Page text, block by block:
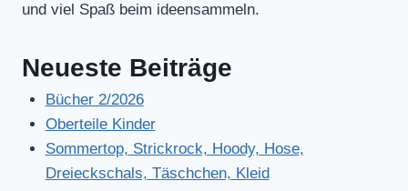
und viel Spaß beim ideensammeln.
Neueste Beiträge
Bücher 2/2026
Oberteile Kinder
Sommertop, Strickrock, Hoody, Hose,
Dreieckschals, Täschchen, Kleid